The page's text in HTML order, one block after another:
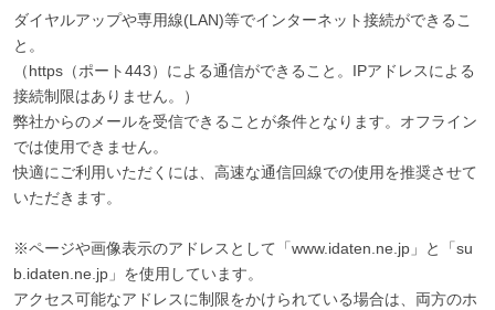
ダイヤルアップや専用線(LAN)等でインターネット接続ができるこ
と。
（https（ポート443）による通信ができること。IPアドレスによる
接続制限はありません。）
弊社からのメールを受信できることが条件となります。オフライン
では使用できません。
快適にご利用いただくには、高速な通信回線での使用を推奨させて
いただきます。
※ページや画像表示のアドレスとして「www.idaten.ne.jp」と「su
b.idaten.ne.jp」を使用しています。
アクセス可能なアドレスに制限をかけられている場合は、両方のホ